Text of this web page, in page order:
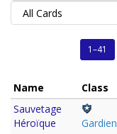
1–41
Name Class
Sauvetage
Héroïque
Gardien